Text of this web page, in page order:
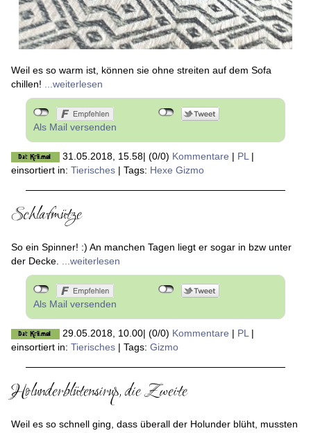
Weil es so warm ist, können sie ohne streiten auf dem Sofa
chillen! ...weiterlesen
Als Mail versenden
31.05.2018, 15.58| (0/0) Kommentare | PL|
einsortiert in: Tierisches | Tags: Hexe Gizmo
Schlafmütze
So ein Spinner! :) An manchen Tagen liegt er sogar in bzw unter
der Decke. ...weiterlesen
Als Mail versenden
29.05.2018, 10.00| (0/0) Kommentare | PL|
einsortiert in: Tierisches | Tags: Gizmo
Holunderblütensirup, die Zweite
Weil es so schnell ging, dass überall der Holunder blüht, mussten